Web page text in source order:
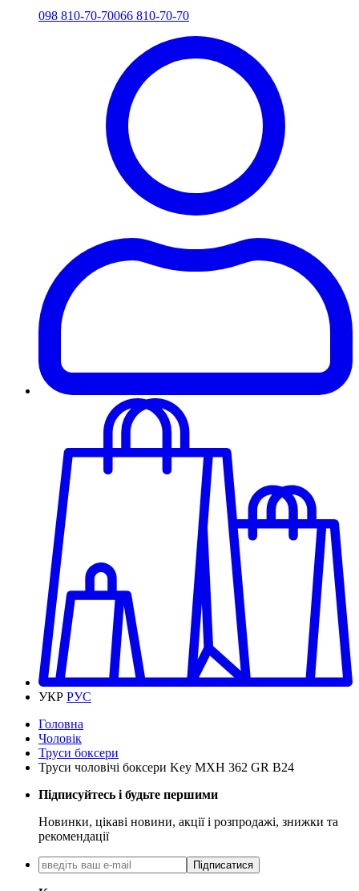
098 810-70-70066 810-70-70
УКР РУС
Головна
Чоловік
Труси боксери
Труси чоловічі боксери Key MXH 362 GR B24
Підписуйтесь і будьте першими
Новинки, цікаві новини, акції і розпродажі, знижки та
рекомендації
Підписатися